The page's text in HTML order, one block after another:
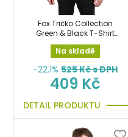
Fox Tričko Collection
Green & Black T-Shirt
vel.XL
Na skladě
-22.1% 525Kč s DPH
409 Kč
DETAIL PRODUKTU